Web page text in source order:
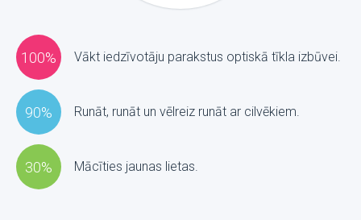
100% Vākt iedzīvotāju parakstus optiskā tīkla izbūvei.
90% Runāt, runāt un vēlreiz runāt ar cilvēkiem.
30% Mācīties jaunas lietas.